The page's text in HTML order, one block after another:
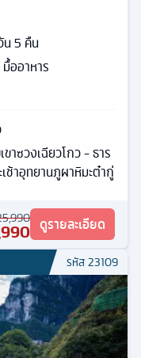
5 คืน
มื้ออาหาร
าซวงเฉียวโกว - ธาร
ช้าอุทยานภูผาหิมะต๋ากู่
ดูรายละเอียด
รหัส23109